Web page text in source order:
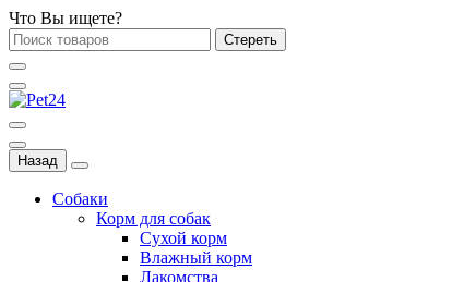
Что Вы ищете?
Стереть
Назад
Собаки
Корм для собак
Сухой корм
Влажный корм
Лакомства